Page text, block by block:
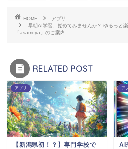
HOME
アプリ
早朝AI学習、始めてみませんか？ ゆるっと
「asamoya」のご案内
RELATED POST
アプリ
【新潟県初！？】専門学校で
ア
AI